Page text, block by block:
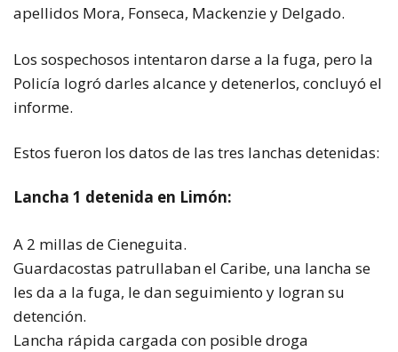
apellidos Mora, Fonseca, Mackenzie y Delgado.
Los sospechosos intentaron darse a la fuga, pero la
Policía logró darles alcance y detenerlos, concluyó el
informe.
Estos fueron los datos de las tres lanchas detenidas:
Lancha 1 detenida en Limón:
A 2 millas de Cieneguita.
Guardacostas patrullaban el Caribe, una lancha se
les da a la fuga, le dan seguimiento y logran su
detención.
Lancha rápida cargada con posible droga